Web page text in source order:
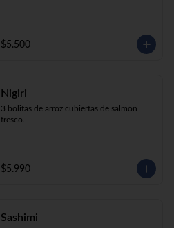
$5.500
Nigiri
3 bolitas de arroz cubiertas de salmón
fresco.
$5.990
Sashimi